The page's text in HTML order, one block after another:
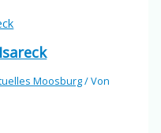
Moosburg/ Von